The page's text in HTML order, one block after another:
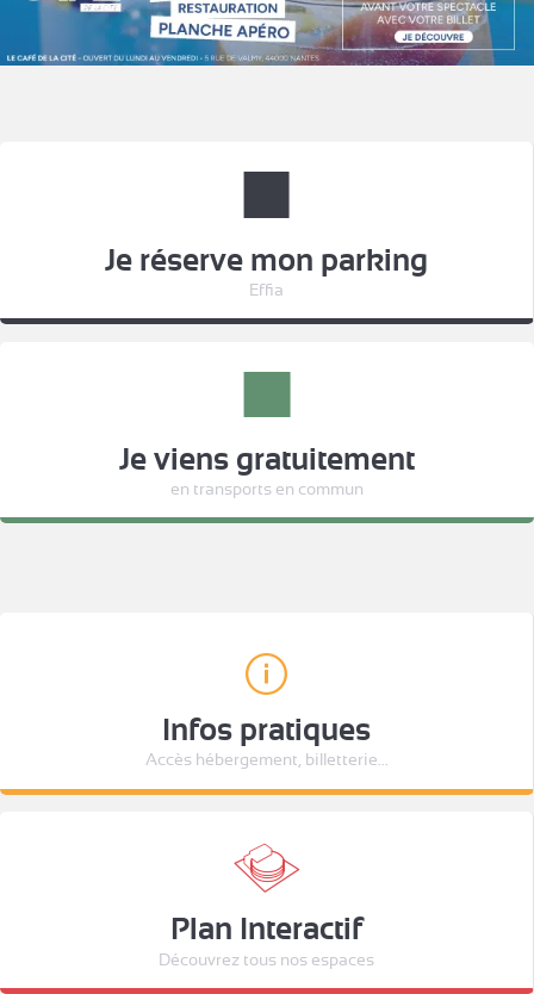
Je réserve mon parking
Effia
Je viens gratuitement
en transports en commun
Infos pratiques
Accès hébergement, billetterie...
Plan Interactif
Découvrez tous nos espaces